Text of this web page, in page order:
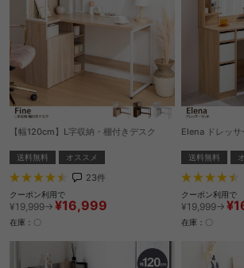
【幅120cm】L字収納・棚付きデスク
送料無料 オススメ
23件
クーポン利用で
¥19,999→ ¥16,999
在庫：〇
Elena ドレッサ
送料無料
クーポン利用で
¥19,999→
在庫：〇